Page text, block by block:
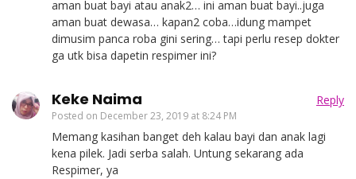
aman buat bayi atau anak2… ini aman buat bayi..juga
aman buat dewasa… kapan2 coba…idung mampet
dimusim panca roba gini sering… tapi perlu resep dokter
ga utk bisa dapetin respimer ini?
Keke Naima
Posted on December 23, 2019 at 8:24 PM
Reply
Memang kasihan banget deh kalau bayi dan anak lagi
kena pilek. Jadi serba salah. Untung sekarang ada
Respimer, ya